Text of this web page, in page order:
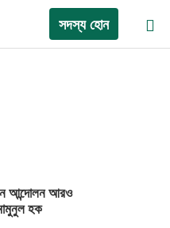
সদস্য হোন
আন্দোলন আরও
হক